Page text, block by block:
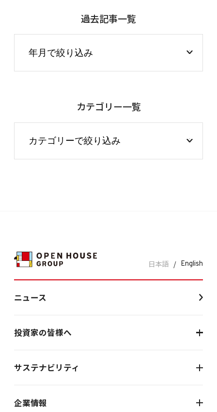
過去記事一覧
カテゴリー一覧
日本語 / English
投資家の皆様へ
サステナビリティ
企業情報
ニュース